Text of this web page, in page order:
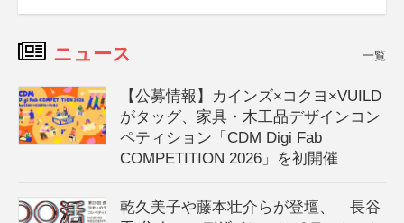
ニュース 一覧
【公募情報】カインズ×コクヨ×VUILD
がタッグ、家具・木工品デザインコン
ペティション「CDM Digi Fab
COMPETITION 2026」を初開催
乾久美子や藤本壮介らが登壇、「長谷